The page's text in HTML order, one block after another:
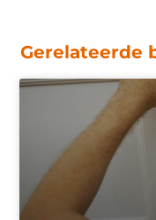
Gerelateerde